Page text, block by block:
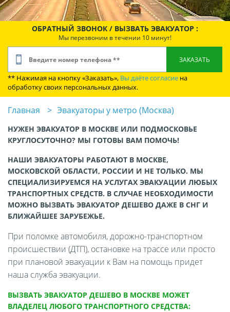
ОБРАТНЫЙ ЗВОНОК / ВЫЗВАТЬ ЭВАКУАТОР :
Мы перезвоним в течении 10 минут!
** Нажимая на кнопку «Заказать», Вы даёте согласие на
обработку своих персональных данных.
Главная Эвакуаторы у метро (Москва)
НУЖЕН ЭВАКУАТОР В МОСКВЕ ИЛИ ПОДМОСКОВЬЕ
КРУГЛОСУТОЧНО? МЫ ГОТОВЫ ВАМ ПОМОЧЬ!
НАШИ ЭВАКУАТОРЫ РАБОТАЮТ В МОСКВЕ,
МОСКОВСКОЙ ОБЛАСТИ, РОССИИ И НЕ ТОЛЬКО. МЫ
СПЕЦИАЛИЗИРУЕМСЯ НА УСЛУГАХ ЭВАКУАЦИИ ЛЮБЫХ
ТРАНСПОРТНЫХ СРЕДСТВ. В СЛУЧАЕ НЕОБХОДИМОСТИ
МОЖНО ВЫЗВАТЬ ЭВАКУАТОР ДЕШЕВО ДАЖЕ В СНГ И
БЛИЖАЙШЕЕ ЗАРУБЕЖЬЕ.
При поломке автомобиля, дорожно-транспортном
происшествии (ДТП), остановке на трассе или просто
при плановой эвакуации к Вам на помощь придет
наша служба эвакуации.
ВЫЗВАТЬ ЭВАКУАТОР ДЕШЕВО В МОСКВЕ МОЖЕТ
ВЛАДЕЛЕЦ ЛЮБОГО ТРАНСПОРТНОГО СРЕДСТВА: